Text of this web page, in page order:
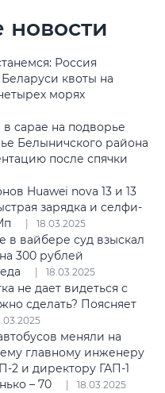
Россия
квоты на
морях
в сарае на подворье
Белыничского района
после спячки
Huawei nova 13 и 13
зарядка и селфи-
18.03.2025
в вайбере суд взыскал
300 рублей
18.03.2025
не дает видеться с
сделать? Поясняет
меняли на
главному инженеру
2 и директору ГАП-1
– 70
18.03.2025